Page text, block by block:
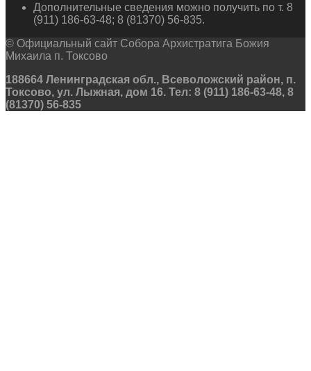
Дополнительные сведения можно получить по т. 8
(911) 186-63-48; 8 (81370) 56-835.
© Официальный сайт Собора Архистратига Божия
Михаила п. Токсово
188664 Ленинградская обл., Всеволожский район, п.
Токсово, ул. Лыжная, дом 16. Тел: 8 (911) 186-63-48, 8
(81370) 56-835